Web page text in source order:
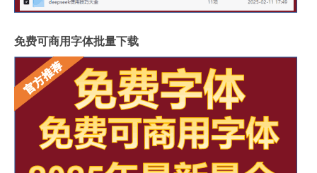
免费可商用字体批量下载